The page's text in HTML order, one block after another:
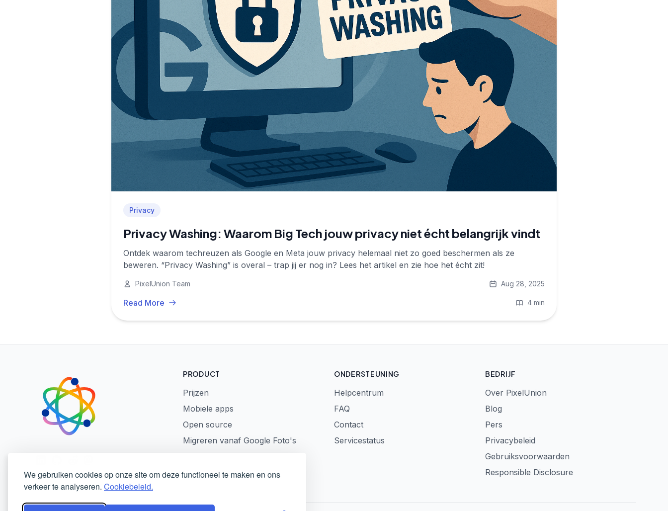
We gebruiken cookies op onze site om deze functioneel te maken en ons
verkeer te analyseren. Cookiebeleid.
Privacy
Privacy Washing: Waarom Big Tech jouw privacy niet écht belangrijk vindt
Ontdek waarom techreuzen als Google en Meta jouw privacy helemaal niet zo goed beschermen als ze
beweren. “Privacy Washing” is overal – trap jij er nog in? Lees het artikel en zie hoe het écht zit!
PixelUnion Team Aug 28, 2025
Read More 4 min
PRODUCT
Prijzen
Mobiele apps
Open source
Migreren vanaf Google Foto's
ONDERSTEUNING
Helpcentrum
FAQ
Contact
Servicestatus
BEDRIJF
Over PixelUnion
Blog
Pers
Privacybeleid
Gebruiksvoorwaarden
Responsible Disclosure